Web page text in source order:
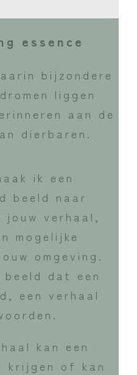
essence
bijzondere
liggen
aan de
dierbaren.
ik een
beeld naar
jouw verhaal,
mogelijke
omgeving.
dat een
een verhaal
kan een
krijgen of kan